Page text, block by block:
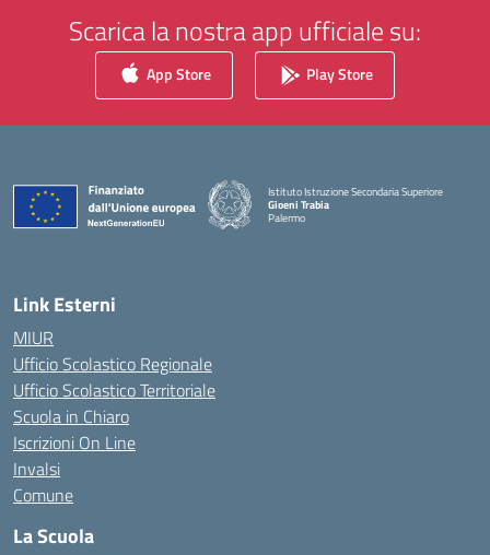
Scarica la nostra app ufficiale su:
App Store Play Store
Istituto Istruzione Secondaria Superiore
Gioeni Trabia
Palermo
Link Esterni
MIUR
Ufficio Scolastico Regionale
Ufficio Scolastico Territoriale
Scuola in Chiaro
Iscrizioni On Line
Invalsi
Comune
La Scuola